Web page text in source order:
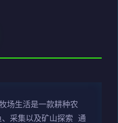
生活是一款耕种农
、采集以及矿山探索 通